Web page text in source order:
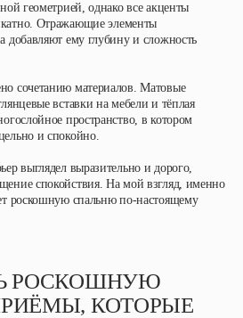
геометрией, однако все акценты
Отражающие элементы
добавляют ему глубину и сложность
сочетанию материалов. Матовые
вставки на мебели и тёплая
пространство, в котором
и спокойно.
выглядел выразительно и дорого,
спокойствия. На мой взгляд, именно
роскошную спальню по-настоящему
РОСКОШНУЮ
КОТОРЫЕ